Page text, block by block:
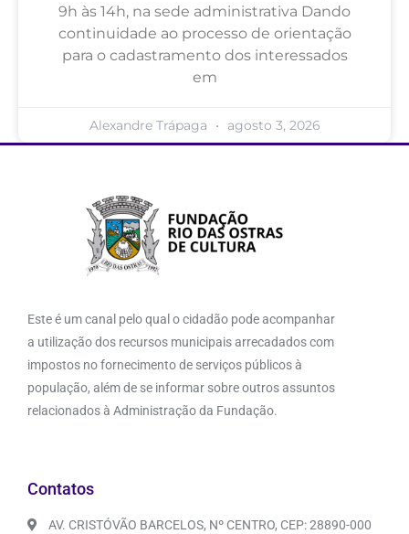
9h às 14h, na sede administrativa Dando
continuidade ao processo de orientação
para o cadastramento dos interessados
em
Alexandre Trápaga agosto 3, 2026
Este é um canal pelo qual o cidadão pode acompanhar
a utilização dos recursos municipais arrecadados com
impostos no fornecimento de serviços públicos à
população, além de se informar sobre outros assuntos
relacionados à Administração da Fundação.
Contatos
AV. CRISTÓVÃO BARCELOS, Nº CENTRO, CEP: 28890-000